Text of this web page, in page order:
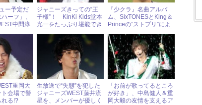
ー予定だ
ーフ」、
中間淳
ジャニーズきっての“王
子様”！ KinKi Kids堂本
光一をたっぷり堪能でき
『少クラ』名曲アルバ
ム、SixTONESとKing＆
Princeの“ストプリ”によ
奮
重岡大
会場で警
れる!?
生放送で“失態”を犯した
ジャニーズWEST藤井流
星を、メンバーが優しく
「お前が歌ってるところ
が好き」、中島健人＆重
岡大毅の友情を支えるア